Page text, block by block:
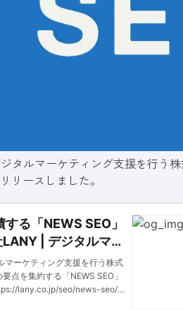
タルマーケティング支援を行う
リースしました。
る「NEWS SEO」
| デジタルマー
マーケティング支援を行う株式
点を集約する「NEWS SEO」
lany.co.jp/seo/news-seo/